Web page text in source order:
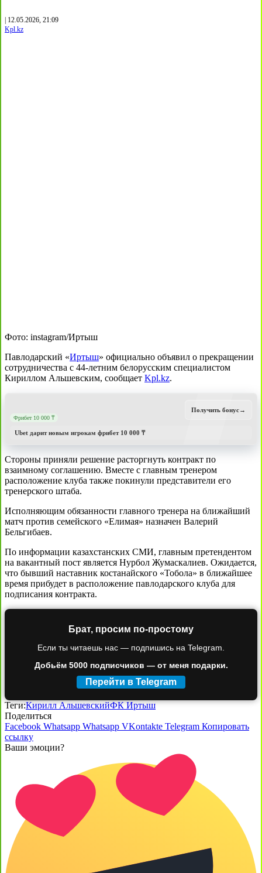
| 12.05.2026, 21:09
Kpl.kz
Фото: instagram/Иртыш
Павлодарский «Иртыш» официально объявил о прекращении
сотрудничества с 44-летним белорусским специалистом
Кириллом Альшевским, сообщает Kpl.kz.
Фрибет 10 000 ₸
Ubet дарит новым игрокам фрибет 10 000 ₸
Получить бонус→
Стороны приняли решение расторгнуть контракт по
взаимному соглашению. Вместе с главным тренером
расположение клуба также покинули представители его
тренерского штаба.
Исполняющим обязанности главного тренера на ближайший
матч против семейского «Елимая» назначен Валерий
Бельгибаев.
По информации казахстанских СМИ, главным претендентом
на вакантный пост является Нурбол Жумаскалиев. Ожидается,
что бывший наставник костанайского «Тобола» в ближайшее
время прибудет в расположение павлодарского клуба для
подписания контракта.
Брат, просим по-простому
Если ты читаешь нас — подпишись на Telegram.
Добьём 5000 подписчиков — от меня подарки.
Перейти в Telegram
Теги:Кирилл АльшевскийФК Иртыш
Поделиться
Facebook Whatsapp Whatsapp VKontakte Telegram Копировать
ссылку
Ваши эмоции?